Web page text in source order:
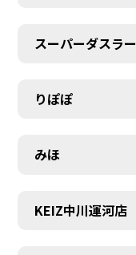
スーパーダスラー
りぽぽ
みほ
KEIZ中川運河店